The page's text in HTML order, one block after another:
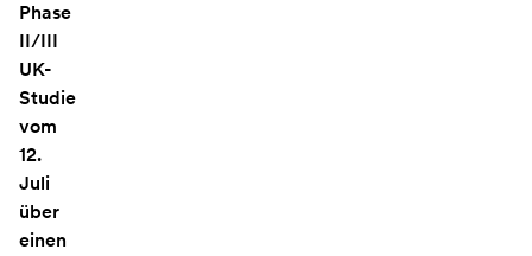
Phase
II/III
UK-
Studie
vom
12.
Juli
über
einen